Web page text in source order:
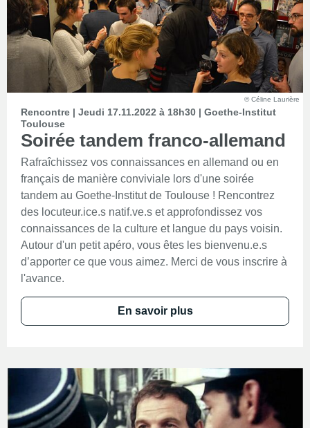
© Céline Laurière
Rencontre | Jeudi 17.11.2022 à 18h30 | Goethe-Institut
Toulouse
Soirée tandem franco-allemand
Rafraîchissez vos connaissances en allemand ou en
français de manière conviviale lors d'une soirée
tandem au Goethe-Institut de Toulouse ! Rencontrez
des locuteur.ice.s natif.ve.s et approfondissez vos
connaissances de la culture et langue du pays voisin.
Autour d'un petit apéro, vous êtes les bienvenu.e.s
d’apporter ce que vous aimez. Merci de vous inscrire à
l'avance.
En savoir plus